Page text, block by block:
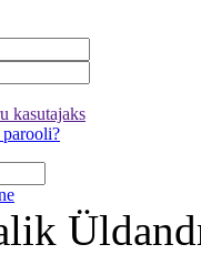
kasutajaks